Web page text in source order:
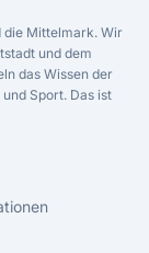
die Mittelmark. Wir
und dem
das Wissen der
Sport. Das ist